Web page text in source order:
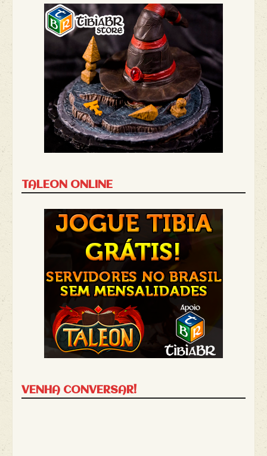
TALEON ONLINE
VENHA CONVERSAR!